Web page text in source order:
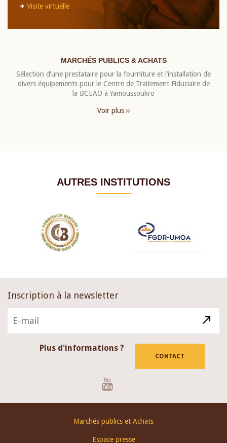
Visite virtuelle
MARCHÉS PUBLICS & ACHATS
Sélection d’une prestataire pour la fourniture et l’installation de
divers équipements pour le Centre de Traitement Fiduciaire de
la BCEAO à Yamoussoukro
Voir plus ››
AUTRES INSTITUTIONS
Inscription à la newsletter
Plus d'informations ?
CONTACT
Marchés publics et Achats
Espace presse